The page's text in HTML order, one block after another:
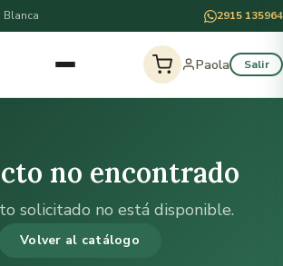
Blanca 2915 135964
Paola Salir
no encontrado
solicitado no está disponible.
Volver al catálogo